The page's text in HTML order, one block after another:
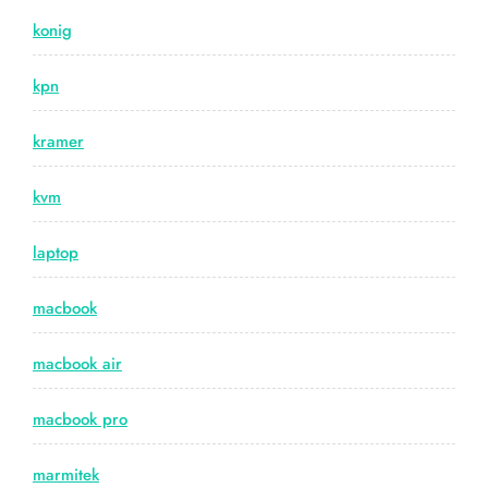
konig
kpn
kramer
kvm
laptop
macbook
macbook air
macbook pro
marmitek